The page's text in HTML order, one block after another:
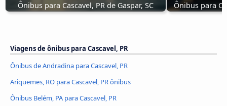
Ônibus para Cascavel, PR de Gaspar, SC Ônibus para
Viagens de ônibus para Cascavel, PR
Ônibus de Andradina para Cascavel, PR
Ariquemes, RO para Cascavel, PR ônibus
Ônibus Belém, PA para Cascavel, PR